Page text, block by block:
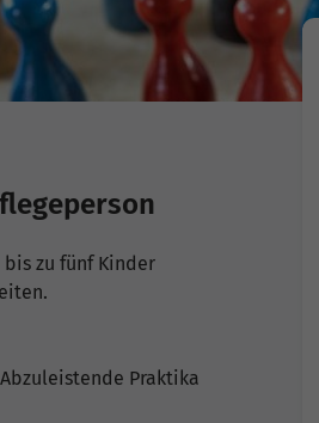
zu fünf Kinder
Praktika